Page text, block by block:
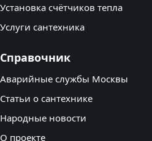
Установка счётчиков тепла
Услуги сантехника
Справочник
Аварийные службы Москвы
Статьи о сантехнике
Народные новости
О проекте